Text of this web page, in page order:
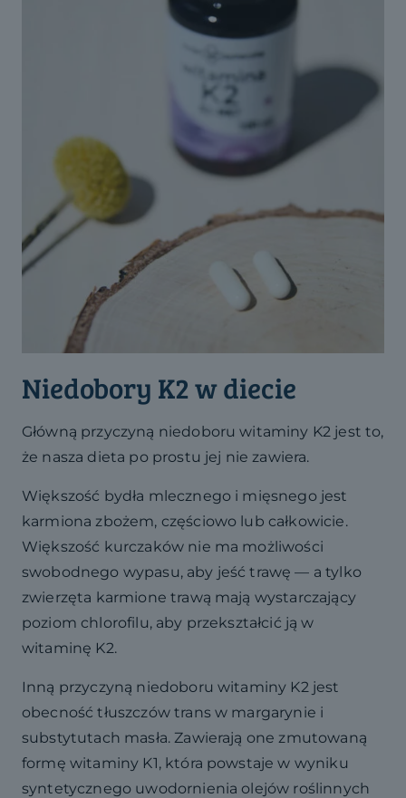
Niedobory K2 w diecie
Główną przyczyną niedoboru witaminy K2 jest to,
że nasza dieta po prostu jej nie zawiera.
Większość bydła mlecznego i mięsnego jest
karmiona zbożem, częściowo lub całkowicie.
Większość kurczaków nie ma możliwości
swobodnego wypasu, aby jeść trawę — a tylko
zwierzęta karmione trawą mają wystarczający
poziom chlorofilu, aby przekształcić ją w
witaminę K2.
Inną przyczyną niedoboru witaminy K2 jest
obecność tłuszczów trans w margarynie i
substytutach masła. Zawierają one zmutowaną
formę witaminy K1, która powstaje w wyniku
syntetycznego uwodornienia olejów roślinnych